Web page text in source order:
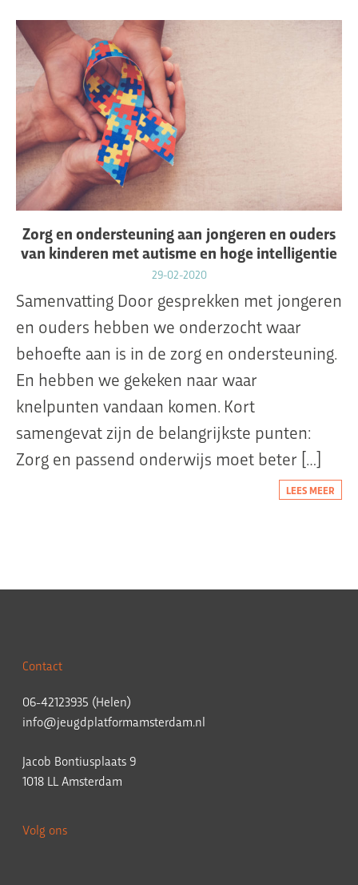
Zorg en ondersteuning aan jongeren en ouders
van kinderen met autisme en hoge intelligentie
29-02-2020
Samenvatting Door gesprekken met jongeren
en ouders hebben we onderzocht waar
behoefte aan is in de zorg en ondersteuning.
En hebben we gekeken naar waar
knelpunten vandaan komen. Kort
samengevat zijn de belangrijkste punten:
Zorg en passend onderwijs moet beter […]
LEES MEER
Contact
06-42123935 (Helen)
info@jeugdplatformamsterdam.nl
Jacob Bontiusplaats 9
1018 LL Amsterdam
Volg ons